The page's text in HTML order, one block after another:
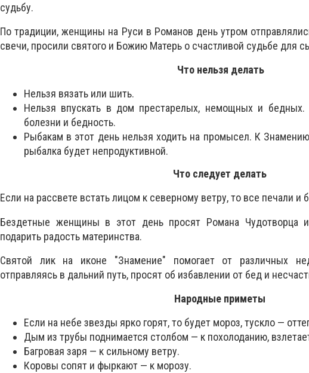
судьбу.
По традиции, женщины на Руси в Романов день утром
свечи, просили святого и Божию Матерь о счастливой судьбе для
Что нельзя делать
Нельзя вязать или шить.
Нельзя впускать в дом престарелых, немощных и бедных.
болезни и бедность.
Рыбакам в этот день нельзя ходить на промысел. К
рыбалка будет непродуктивной.
Что следует делать
Если на рассвете встать лицом к северному ветру, то все печали и
Бездетные женщины в этот день просят Романа Чудотворца
подарить радость материнства.
Святой лик на иконе "Знамение" помогает от различных
отправляясь в дальний путь, просят об избавлении от бед и
Народные приметы
Если на небе звезды ярко горят, то будет мороз, тускло —
Дым из трубы поднимается столбом — к похолоданию,
Багровая заря — к сильному ветру.
Коровы сопят и фыркают — к морозу.